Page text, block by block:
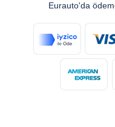
Eurauto'da